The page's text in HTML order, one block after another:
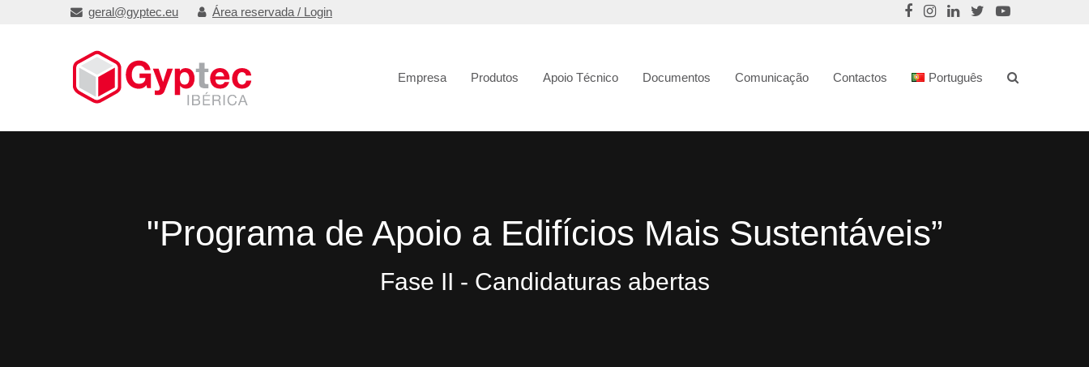
geral@gyptec.eu Área reservada / Login
Empresa Produtos Apoio Técnico Documentos Comunicação Contactos Português
"Programa de Apoio a Edifícios Mais Sustentáveis”
Fase II - Candidaturas abertas